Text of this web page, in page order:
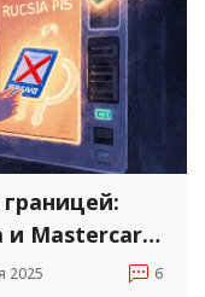
и Mastercard
2025 6